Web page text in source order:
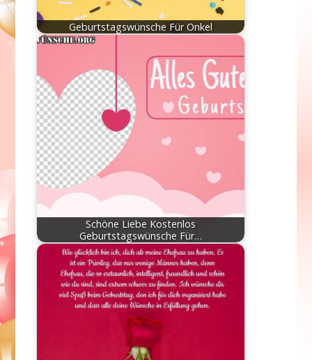
Geburtstagswünsche Für Onkel
Schöne Liebe Kostenlos
Geburtstagswünsche Für…